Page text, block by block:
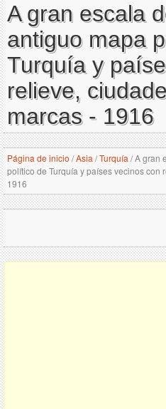
A gran escala
antiguo mapa
Turquía y
relieve,
marcas - 1916
Página de inicio /Asia /Turquía /A gran
político de Turquía y países vecinos con
1916